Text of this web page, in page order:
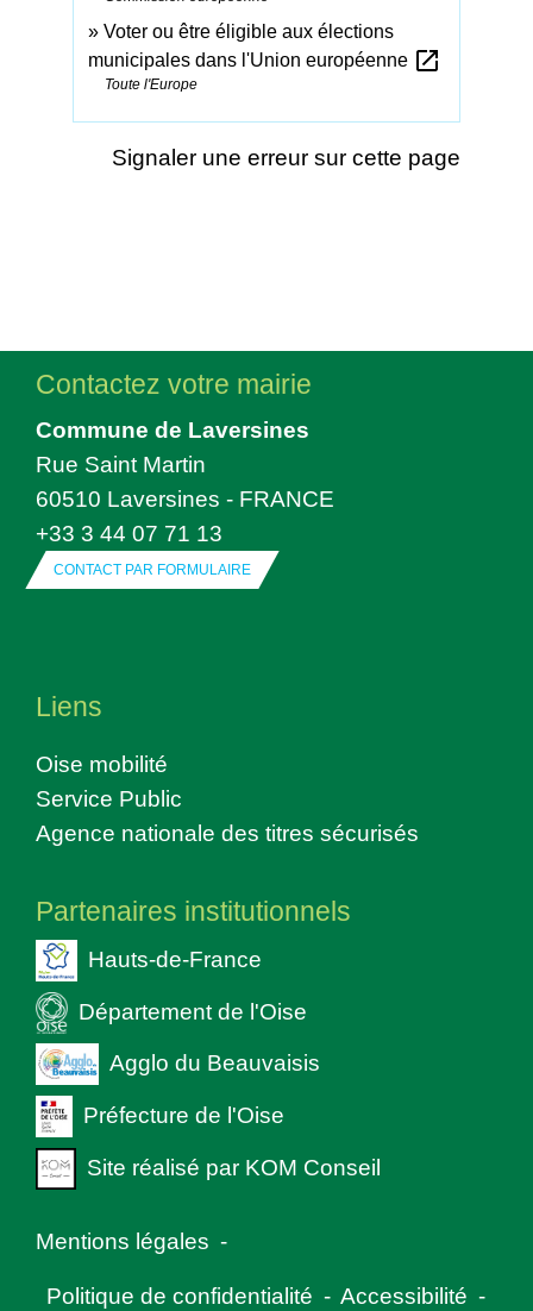
Voter ou être éligible aux élections
municipales dans l'Union européenne open_in_new
Toute l'Europe
Signaler une erreur sur cette page
Contactez votre mairie
Commune de Laversines
Rue Saint Martin
60510 Laversines - FRANCE
+33 3 44 07 71 13
CONTACT PAR FORMULAIRE
Liens
Oise mobilité
Service Public
Agence nationale des titres sécurisés
Partenaires institutionnels
Hauts-de-France
Département de l'Oise
Agglo du Beauvaisis
Préfecture de l'Oise
Site réalisé par KOM Conseil
Mentions légales -
Politique de confidentialité - Accessibilité -